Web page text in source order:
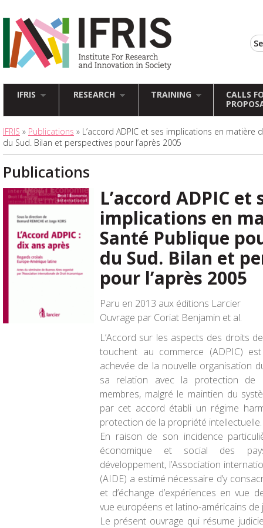
IFRIS RESEARCH TRAINING
CALLS
IFRIS » Publications » L’accord ADPIC et ses implications en matière
du Sud. Bilan et perspectives pour l’après 2005
Publications
L’accord ADPIC et
implications en
Santé Publique
du Sud. Bilan et
pour l’après 2005
Paru en 2013 aux éditions Larcier
Ouvrage par Coriat Benjamin et al.
L’Accord sur les aspects des droits
touchent au commerce (ADPIC)
achevée de la nouvelle organisation
sa relation avec la protection de
membres, malgré le maintien du
par cet accord établi un régime
protection de la propriété intellectuelle.
En raison de son incidence
économique et social des
développement, l’Association
(AIDE) a estimé nécessaire d’y
et d’échange d’expériences en vue
vue européens et latino-américains de
Le présent ouvrage qui résume